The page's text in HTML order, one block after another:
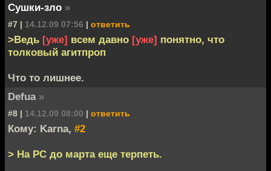
Сушки-зло »
#7 | 14.12.09 07:56 | ответить
>Ведь [уже] всем давно [уже] понятно, что
толковый агитпроп
Что то лишнее.
Defua »
#8 | 14.12.09 08:00 | ответить
Кому: Karna, #2
> На PC до марта еще терпеть.